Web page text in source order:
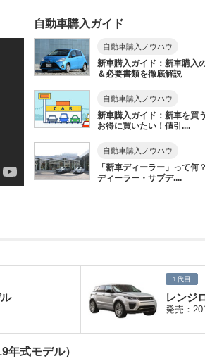
自動車購入ガイド
自動車購入ノウハウ
新車購入ガイド：新車購入
＆必要書類を徹底解説
自動車購入ノウハウ
新車購入ガイド：新車を買
お得に買いたい！値引....
自動車購入ノウハウ
「新車ディーラー」って何
ディーラー・サブデ....
1代目
レンジ
発売：
年式モデル）